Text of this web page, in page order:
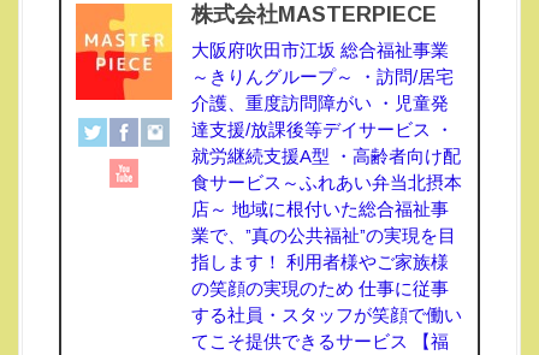
株式会社MASTERPIECE
大阪府吹田市江坂 総合福祉事業
～きりんグループ～ ・訪問/居宅
介護、重度訪問障がい ・児童発
達支援/放課後等デイサービス ・
就労継続支援A型 ・高齢者向け配
食サービス～ふれあい弁当北摂本
店～ 地域に根付いた総合福祉事
業で、”真の公共福祉”の実現を目
指します！ 利用者様やご家族様
の笑顔の実現のため 仕事に従事
する社員・スタッフが笑顔で働い
てこそ提供できるサービス 【福